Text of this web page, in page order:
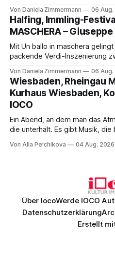
Aufführung mit starken Solisten
Philharmonikern, szenisch
hinter den Erwartungen zurück.
Von Daniela Zimmermann 06 Aug.
Halfing, Immling-
MASCHERA –
Mit Un ballo in maschera
packende Verdi-Inszenierung
psychologische Tiefe mit
einem spielfreudigen Ensemble
überzeugenden
Von Daniela Zimmermann 06 Aug.
Wiesbaden, Rheingau
Kurhaus Wiesbaden,
IOCO
Ein Abend, an dem man das Atmen
die unterhält. Es gibt Musik,
Genau so war der Abend im
Von Alla Perchikova 04 Aug. 2026
Über IocoWerde IOCO
Datenschutzerklärung
Erstellt